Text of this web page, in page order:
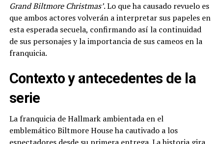
Grand Biltmore Christmas’. Lo que ha causado revuelo es
que ambos actores volverán a interpretar sus papeles en
esta esperada secuela, confirmando así la continuidad
de sus personajes y la importancia de sus cameos en la
franquicia.
Contexto y antecedentes de la
serie
La franquicia de Hallmark ambientada en el
emblemático Biltmore House ha cautivado a los